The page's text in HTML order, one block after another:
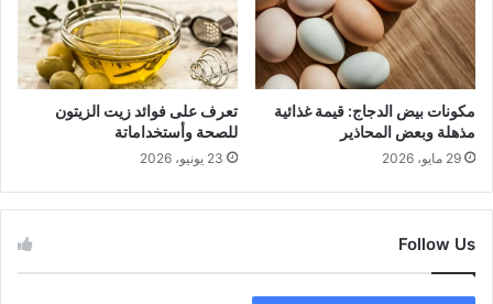
ل
م
ف
ض
ل
ل
ب
ي
ت
ل
ك
ن
مكونات بيض الدجاج: قيمة غذائية
مذهلة وبعض المحاذير
29 مايو، 2026
تعرف على فوائد زيت الزيتون
للصحة وأستخداماتة
23 يونيو، 2026
Follow Us